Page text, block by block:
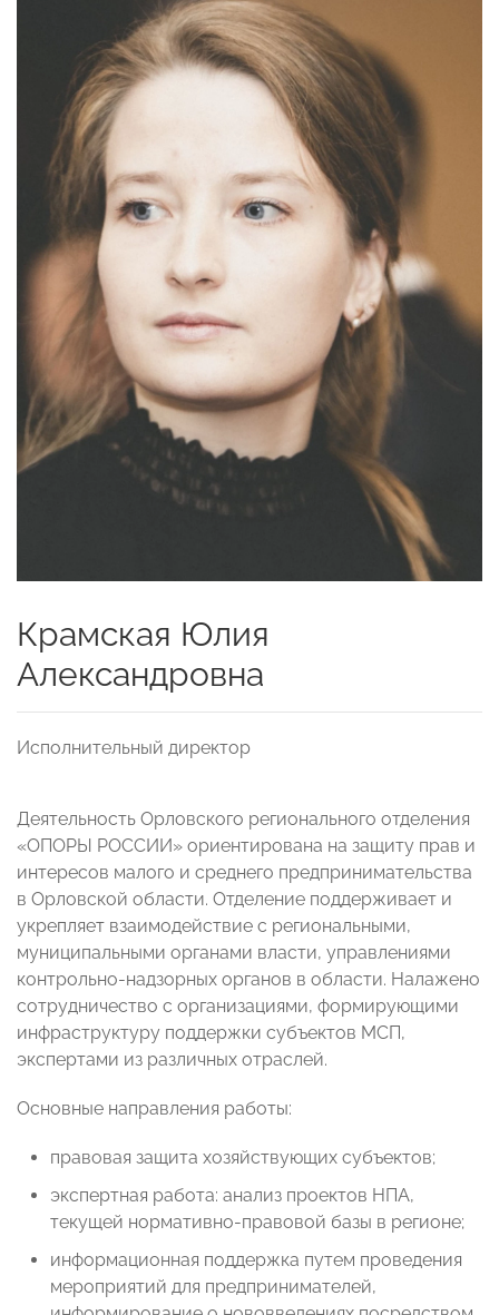
Крамская Юлия
Александровна
Исполнительный директор
Деятельность Орловского регионального отделения
«ОПОРЫ РОССИИ» ориентирована на защиту прав и
интересов малого и среднего предпринимательства
в Орловской области. Отделение поддерживает и
укрепляет взаимодействие с региональными,
муниципальными органами власти, управлениями
контрольно-надзорных органов в области. Налажено
сотрудничество с организациями, формирующими
инфраструктуру поддержки субъектов МСП,
экспертами из различных отраслей.
Основные направления работы:
правовая защита хозяйствующих субъектов;
экспертная работа: анализ проектов НПА,
текущей нормативно-правовой базы в регионе;
информационная поддержка путем проведения
мероприятий для предпринимателей,